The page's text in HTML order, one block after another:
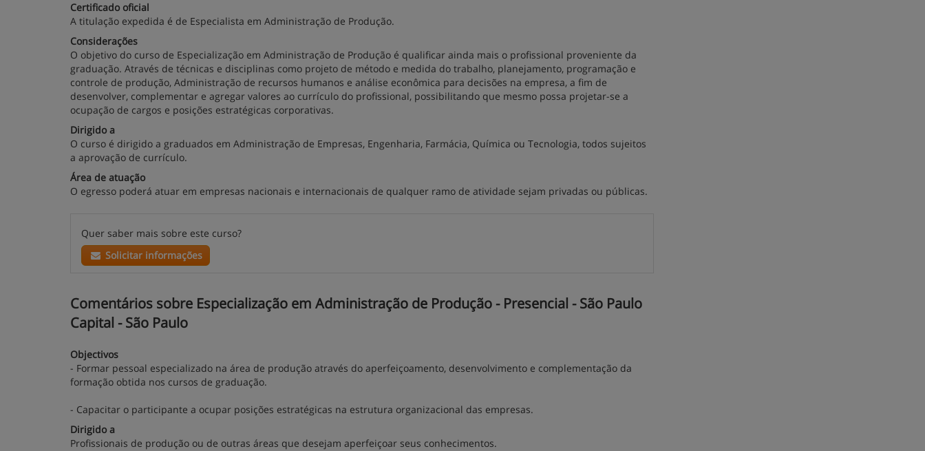
Certificado oficial
A titulação expedida é de Especialista em Administração de Produção.
Considerações
O objetivo do curso de Especialização em Administração de Produção é qualificar ainda mais o profissional proveniente da
graduação. Através de técnicas e disciplinas como projeto de método e medida do trabalho, planejamento, programação e
controle de produção, Administração de recursos humanos e análise econômica para decisões na empresa, a fim de
desenvolver, complementar e agregar valores ao currículo do profissional, possibilitando que mesmo possa projetar-se a
ocupação de cargos e posições estratégicas corporativas.
Dirigido a
O curso é dirigido a graduados em Administração de Empresas, Engenharia, Farmácia, Química ou Tecnologia, todos sujeitos
a aprovação de currículo.
Área de atuação
O egresso poderá atuar em empresas nacionais e internacionais de qualquer ramo de atividade sejam privadas ou públicas.
Quer saber mais sobre este curso?
Solicitar informações
Comentários sobre Especialização em Administração de Produção - Presencial - São Paulo
Capital - São Paulo
Objectivos
- Formar pessoal especializado na área de produção através do aperfeiçoamento, desenvolvimento e complementação da
formação obtida nos cursos de graduação.
- Capacitar o participante a ocupar posições estratégicas na estrutura organizacional das empresas.
Dirigido a
Profissionais de produção ou de outras áreas que desejam aperfeiçoar seus conhecimentos.